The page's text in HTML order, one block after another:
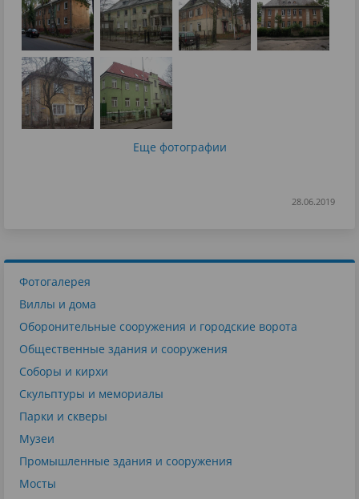
Еще фотографии
28.06.2019
Фотогалерея
Виллы и дома
Оборонительные сооружения и городские ворота
Общественные здания и сооружения
Соборы и кирхи
Скульптуры и мемориалы
Парки и скверы
Музеи
Промышленные здания и сооружения
Мосты